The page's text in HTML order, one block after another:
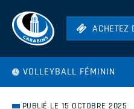
ACHETEZ
Hockey
ACHETEZ
VOLLEYBALL FÉMININ
PUBLIÉ LE 15 OCTOBRE 2025